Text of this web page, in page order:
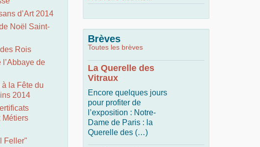
d’Art 2014
Noël Saint-
Rois
l’Abbaye de
à la Fête du
2014
Métiers
Feller"
Brèves
Toutes les brèves
La Querelle des
Vitraux
Encore quelques jours
pour profiter de
l’exposition : Notre-
Dame de Paris : la
Querelle des (…)